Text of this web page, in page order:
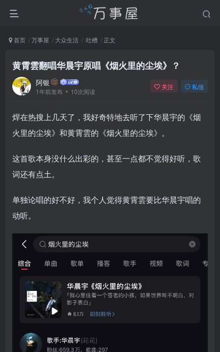
首页 万事屋 大众生活 吐槽 正文
黄霄雲翻唱华晨宇原唱《烟火里的尘埃》？
阿银
1年前发布 10次阅读
关注 私信
焊在热搜上几天了，我好奇特地去听了下华晨宇的《烟
火里的尘埃》和黄霄雲的《烟火里的尘埃》。
这首歌本身没什么出彩的，甚至一点都不觉得好听，歌
词还有点土。
单独论唱的好不好，我个人觉得黄霄雲要比华晨宇唱的
动听。